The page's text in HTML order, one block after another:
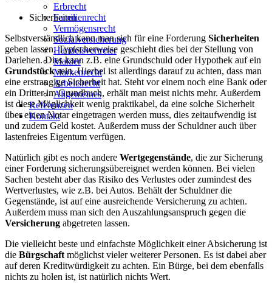
Erbrecht
Familienrecht
Vermögensrecht
Sozialversicherung
Handelsvertreter
Makler
Markenrecht
Arbeitsrecht
Allgemeines
Referenzen
Kontakt
Sicherheiten
Selbstverständlich kann man sich für eine Forderung Sicherheiten
geben lassen. Typischerweise geschieht dies bei der Stellung von
Darlehen. Dies kann z.B. eine Grundschuld oder Hypothek auf ein
Grundstücksein. Hierbei ist allerdings darauf zu achten, dass man
eine erstrangige Sicherheit hat. Steht vor einem noch eine Bank oder
ein Dritter im Grundbuch, erhält man meist nichts mehr. Außerdem
ist diese Möglichkeit wenig praktikabel, da eine solche Sicherheit
über einen Notar eingetragen werden muss, dies zeitaufwendig ist
und zudem Geld kostet. Außerdem muss der Schuldner auch über
lastenfreies Eigentum verfügen.
Natürlich gibt es noch andere Wertgegenstände, die zur Sicherung
einer Forderung sicherungsübereignet werden können. Bei vielen
Sachen besteht aber das Risiko des Verlustes oder zumindest des
Wertverlustes, wie z.B. bei Autos. Behält der Schuldner die
Gegenstände, ist auf eine ausreichende Versicherung zu achten.
Außerdem muss man sich den Auszahlungsanspruch gegen die
Versicherung abgetreten lassen.
Die vielleicht beste und einfachste Möglichkeit einer Absicherung ist
die Bürgschaftmöglichst vieler weiterer Personen. Es ist dabei aber
auf deren Kreditwürdigkeit zu achten. Ein Bürge, bei dem ebenfalls
nichts zu holen ist, ist natürlich nichts Wert.